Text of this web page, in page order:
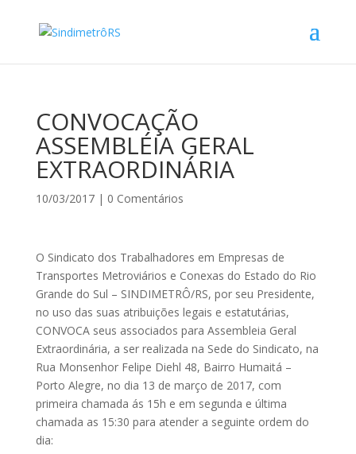
CONVOCAÇÃO
ASSEMBLÉIA GERAL
EXTRAORDINÁRIA
10/03/2017| 0 Comentários
O Sindicato dos Trabalhadores em Empresas de
Transportes Metroviários e Conexas do Estado do Rio
Grande do Sul – SINDIMETRÔ/RS, por seu Presidente,
no uso das suas atribuições legais e estatutárias,
CONVOCA seus associados para Assembleia Geral
Extraordinária, a ser realizada na Sede do Sindicato, na
Rua Monsenhor Felipe Diehl 48, Bairro Humaitá –
Porto Alegre, no dia 13 de março de 2017, com
primeira chamada ás 15h e em segunda e última
chamada as 15:30 para atender a seguinte ordem do
dia: